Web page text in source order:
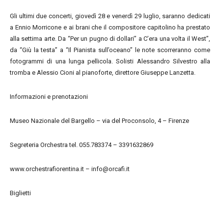
Gli ultimi due concerti, giovedì 28 e venerdì 29 luglio, saranno dedicati
a Ennio Morricone e ai brani che il compositore capitolino ha prestato
alla settima arte. Da “Per un pugno di dollari” a C’era una volta il West”,
da “Giù la testa” a “Il Pianista sull’oceano” le note scorreranno come
fotogrammi di una lunga pellicola. Solisti Alessandro Silvestro alla
tromba e Alessio Cioni al pianoforte, direttore Giuseppe Lanzetta.
Informazioni e prenotazioni
Museo Nazionale del Bargello – via del Proconsolo, 4 – Firenze
Segreteria Orchestra tel. 055.783374 – 3391632869
www.orchestrafiorentina.it – info@orcafi.it
Biglietti